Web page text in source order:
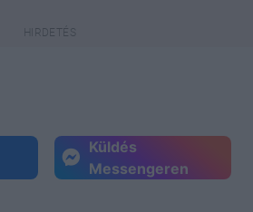
Küldés
Messengeren